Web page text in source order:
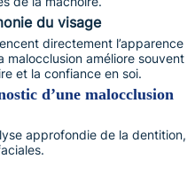
du visage
directement l’apparence
améliore souvent
et la confiance en soi.
d’une malocclusion
approfondie de la dentition,